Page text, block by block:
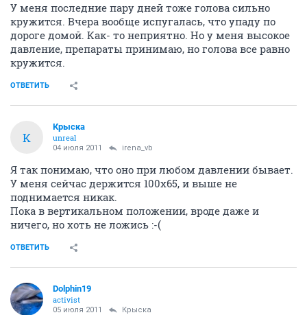
У меня последние пару дней тоже голова сильно
кружится. Вчера вообще испугалась, что упаду по
дороге домой. Как- то неприятно. Но у меня высокое
давление, препараты принимаю, но голова все равно
кружится.
ОТВЕТИТЬ
К
Крыска
unreal
04 июля 2011 irena_vb
Я так понимаю, что оно при любом давлении бывает.
У меня сейчас держится 100х65, и выше не
поднимается никак.
Пока в вертикальном положении, вроде даже и
ничего, но хоть не ложись :-(
ОТВЕТИТЬ
Dolphin19
activist
05 июля 2011 Крыска